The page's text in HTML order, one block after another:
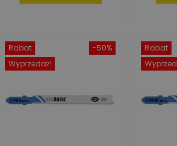
-50%
Rabat
Wyprzedaż!
Rabat